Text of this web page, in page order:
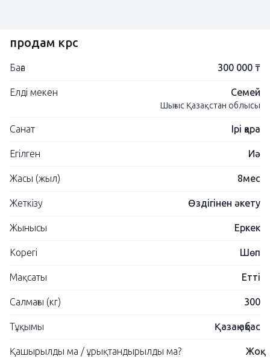
продам крс
Баға 300 000 ₸
Елді мекен Семей
Шығыс Қазақстан облысы
Санат Ірі қара
Егілген Иә
Жасы (жыл) 8мес
Жеткізу Өздігінен әкету
Жынысы Еркек
Корегі Шөп
Мақсаты Етті
Салмағы (кг) 300
Тұқымы Қазақ ақбас
Қашырылды ма / ұрықтандырылды ма? Жоқ